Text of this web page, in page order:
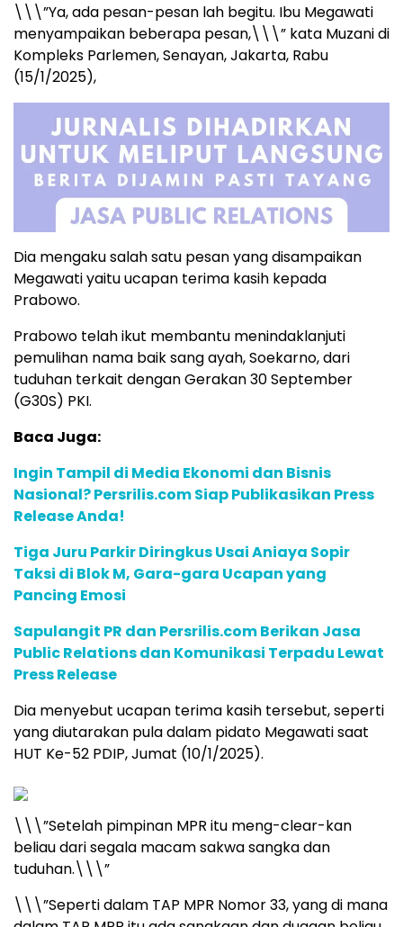
\\\”Ya, ada pesan-pesan lah begitu. Ibu Megawati
menyampaikan beberapa pesan,\\\” kata Muzani di
Kompleks Parlemen, Senayan, Jakarta, Rabu
(15/1/2025),
Dia mengaku salah satu pesan yang disampaikan
Megawati yaitu ucapan terima kasih kepada
Prabowo.
Prabowo telah ikut membantu menindaklanjuti
pemulihan nama baik sang ayah, Soekarno, dari
tuduhan terkait dengan Gerakan 30 September
(G30S) PKI.
Baca Juga:
Ingin Tampil di Media Ekonomi dan Bisnis
Nasional? Persrilis.com Siap Publikasikan Press
Release Anda!
Tiga Juru Parkir Diringkus Usai Aniaya Sopir
Taksi di Blok M, Gara-gara Ucapan yang
Pancing Emosi
Sapulangit PR dan Persrilis.com Berikan Jasa
Public Relations dan Komunikasi Terpadu Lewat
Press Release
Dia menyebut ucapan terima kasih tersebut, seperti
yang diutarakan pula dalam pidato Megawati saat
HUT Ke-52 PDIP, Jumat (10/1/2025).
\\\”Setelah pimpinan MPR itu meng-clear-kan
beliau dari segala macam sakwa sangka dan
tuduhan.\\\”
\\\”Seperti dalam TAP MPR Nomor 33, yang di mana